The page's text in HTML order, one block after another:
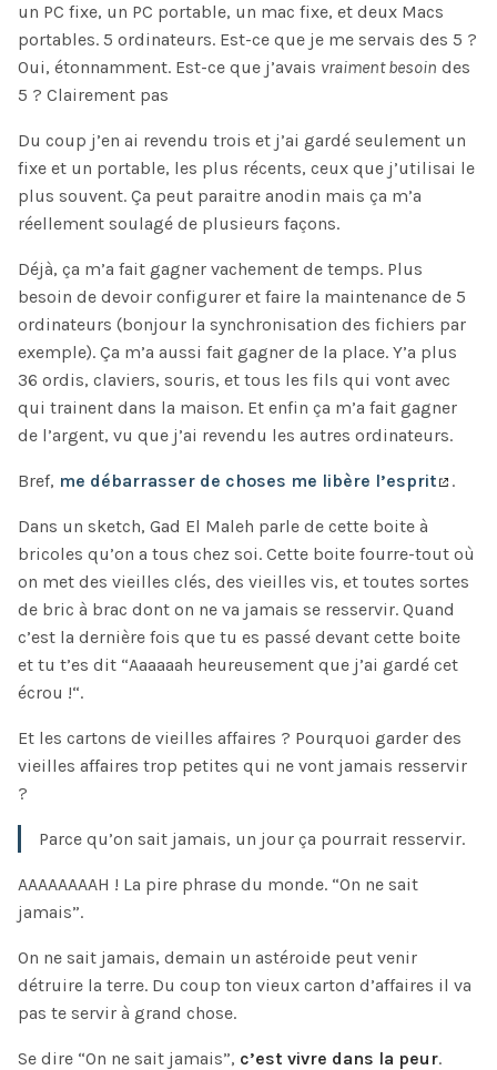
un PC fixe, un PC portable, un mac fixe, et deux Macs
portables. 5 ordinateurs. Est-ce que je me servais des 5 ?
Oui, étonnamment. Est-ce que j’avais vraiment besoin des
5 ? Clairement pas
Du coup j’en ai revendu trois et j’ai gardé seulement un
fixe et un portable, les plus récents, ceux que j’utilisai le
plus souvent. Ça peut paraitre anodin mais ça m’a
réellement soulagé de plusieurs façons.
Déjà, ça m’a fait gagner vachement de temps. Plus
besoin de devoir configurer et faire la maintenance de 5
ordinateurs (bonjour la synchronisation des fichiers par
exemple). Ça m’a aussi fait gagner de la place. Y’a plus
36 ordis, claviers, souris, et tous les fils qui vont avec
qui trainent dans la maison. Et enfin ça m’a fait gagner
de l’argent, vu que j’ai revendu les autres ordinateurs.
Bref, me débarrasser de choses me libère l’esprit .
Dans un sketch, Gad El Maleh parle de cette boite à
bricoles qu’on a tous chez soi. Cette boite fourre-tout où
on met des vieilles clés, des vieilles vis, et toutes sortes
de bric à brac dont on ne va jamais se resservir. Quand
c’est la dernière fois que tu es passé devant cette boite
et tu t’es dit “Aaaaaah heureusement que j’ai gardé cet
écrou !“.
Et les cartons de vieilles affaires ? Pourquoi garder des
vieilles affaires trop petites qui ne vont jamais resservir
?
Parce qu’on sait jamais, un jour ça pourrait resservir.
AAAAAAAAH ! La pire phrase du monde. “On ne sait
jamais”.
On ne sait jamais, demain un astéroide peut venir
détruire la terre. Du coup ton vieux carton d’affaires il va
pas te servir à grand chose.
Se dire “On ne sait jamais”, c’est vivre dans la peur.